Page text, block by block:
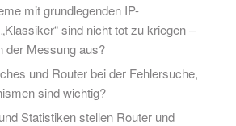
mit grundlegenden IP-
sind nicht tot zu kriegen –
der Messung aus?
und Router bei der Fehlersuche,
sind wichtig?
Statistiken stellen Router und